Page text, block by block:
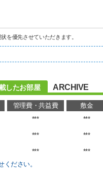
を優先させていただきます。
したお部屋 ARCHIVE
管理費・共益費 敷金
*** ***
*** ***
*** ***
ださい。